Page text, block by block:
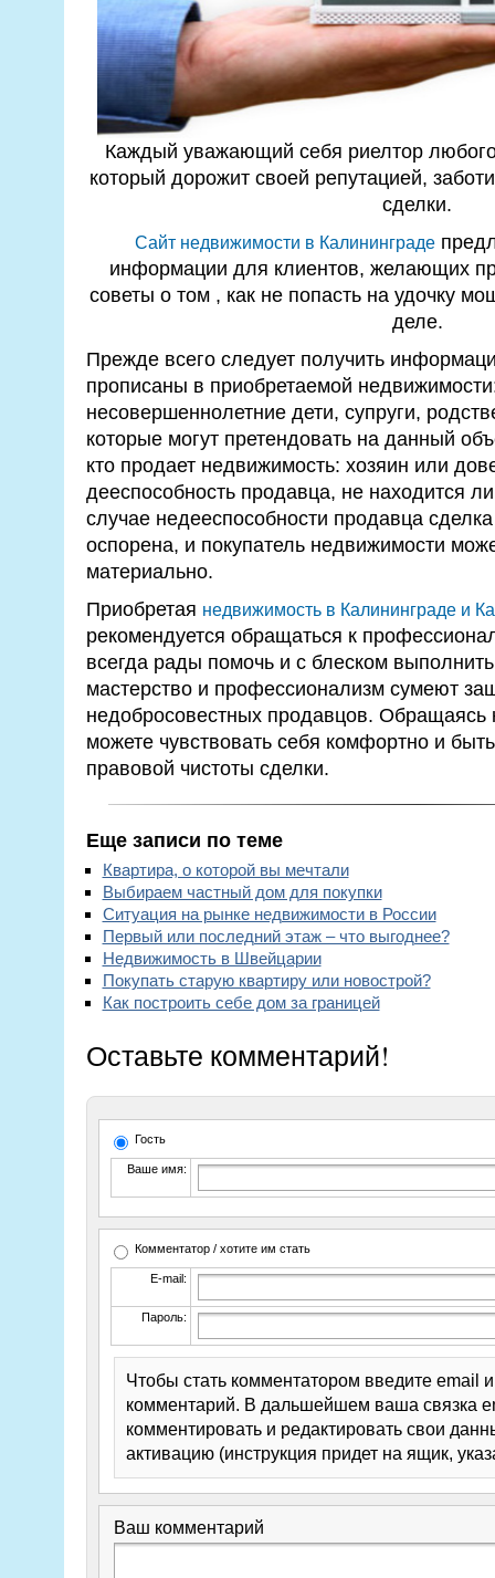
Каждый уважающий себя риелтор
который дорожит своей репутацией,
сделки.
Сайт недвижимости в Калининграде
информации для клиентов, желающих
советы о том , как не попасть на удочку
деле.
Прежде всего следует получить
прописаны в приобретаемой
несовершеннолетние дети, супруги,
которые могут претендовать на данный
кто продает недвижимость: хозяин или
дееспособность продавца, не находится
случае недееспособности продавца
оспорена, и покупатель недвижимости
материально.
Приобретая недвижимость в Калининграде и
рекомендуется обращаться к
всегда рады помочь и с блеском
мастерство и профессионализм сумеют
недобросовестных продавцов.
можете чувствовать себя комфортно и
правовой чистоты сделки.
Еще записи по теме
Квартира, о которой вы мечтали
Выбираем частный дом для покупки
Ситуация на рынке недвижимости в России
Первый или последний этаж – что выгоднее?
Недвижимость в Швейцарии
Покупать старую квартиру или новострой?
Как построить себе дом за границей
Оставьте комментарий!
Гость
Ваше имя:
Комментатор / хотите им стать
E-mail:
Пароль:
Чтобы стать комментатором введите email
комментарий. В дальшейшем ваша связка
комментировать и редактировать свои
активацию (инструкция придет на ящик,
Ваш комментарий